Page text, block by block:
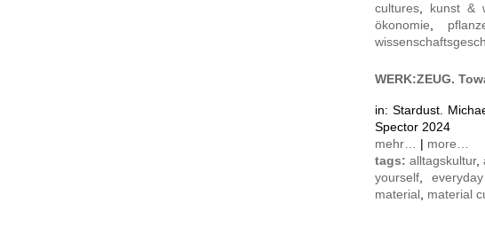
cultures
kunst &
ökonomie
WERK:ZEUG.
in: Stardust.
Spector 2024
mehr…
| more…
tags:alltagskultur,
yourself
material material